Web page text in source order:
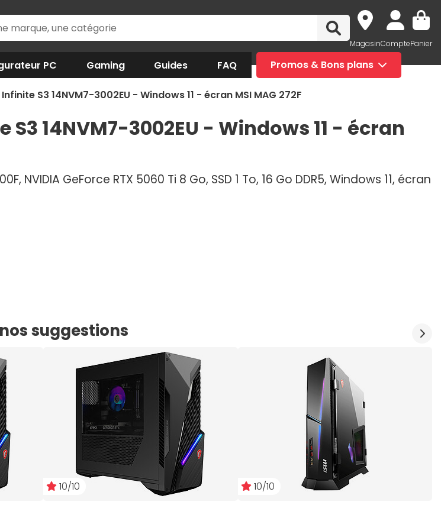
MagasinComptePanier
PC Gaming Guides FAQ Promos & Bons plans
Infinite S3 14NVM7-3002EU - Windows 11 - écran MSI MAG 272F
S3 14NVM7-3002EU - Windows 11 - écran
NVIDIA GeForce RTX 5060 Ti 8 Go, SSD 1 To, 16 Go DDR5, Windows 11, écran
suggestions
10/10
10/10